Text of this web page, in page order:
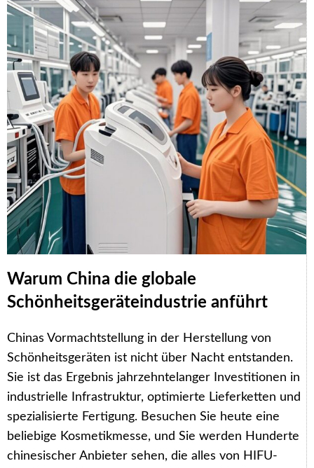
Warum China die globale
Schönheitsgeräteindustrie anführt
Chinas Vormachtstellung in der Herstellung von
Schönheitsgeräten ist nicht über Nacht entstanden.
Sie ist das Ergebnis jahrzehntelanger Investitionen in
industrielle Infrastruktur, optimierte Lieferketten und
spezialisierte Fertigung. Besuchen Sie heute eine
beliebige Kosmetikmesse, und Sie werden Hunderte
chinesischer Anbieter sehen, die alles von HIFU-